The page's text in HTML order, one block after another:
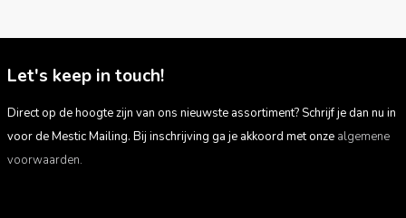
Let's keep in touch!
Direct op de hoogte zijn van ons nieuwste assortiment? Schrijf je dan nu in
voor de Mestic Mailing. Bij inschrijving ga je akkoord met onze algemene
voorwaarden.